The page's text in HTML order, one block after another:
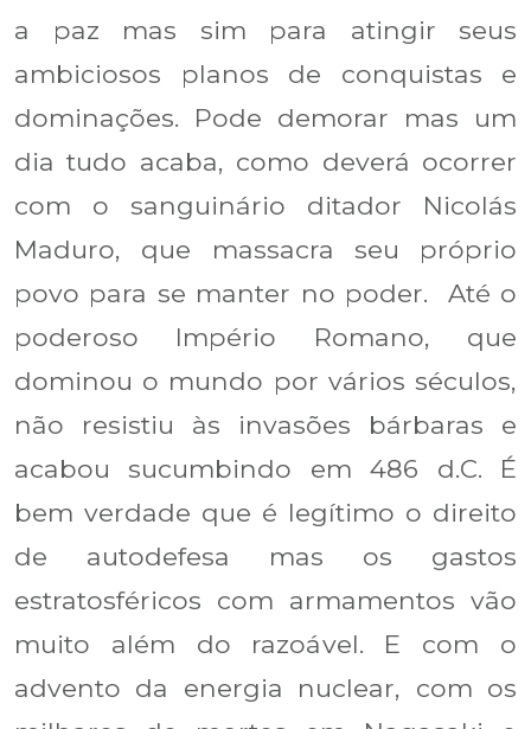
a paz mas sim para atingir seus
ambiciosos planos de conquistas e
dominações. Pode demorar mas um
dia tudo acaba, como deverá ocorrer
com o sanguinário ditador Nicolás
Maduro, que massacra seu próprio
povo para se manter no poder. Até o
poderoso Império Romano, que
dominou o mundo por vários séculos,
não resistiu às invasões bárbaras e
acabou sucumbindo em 486 d.C. É
bem verdade que é legítimo o direito
de autodefesa mas os gastos
estratosféricos com armamentos vão
muito além do razoável. E com o
advento da energia nuclear, com os